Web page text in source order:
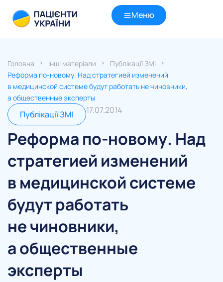
Меню
Головна Інші матеріали
Публікації ЗМІ
Реформа по-новому. Над стратегией изменений
в медицинской системе будут работать не чиновники,
а общественные эксперты
Публікації ЗМІ 17.07.2014
Реформа по-новому. Над
стратегией изменений
в медицинской системе
будут работать
не чиновники,
а общественные
эксперты